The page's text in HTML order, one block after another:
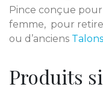
Pince conçue
femme, pour
ou d’anciens
Produits